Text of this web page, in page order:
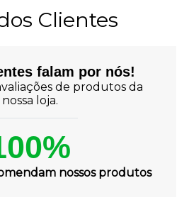
Clientes
falam por nós!
de produtos da
nossa loja.
nossos produtos